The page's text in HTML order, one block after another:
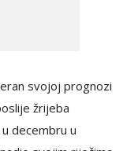
svojoj prognozi
žrijeba
decembru u